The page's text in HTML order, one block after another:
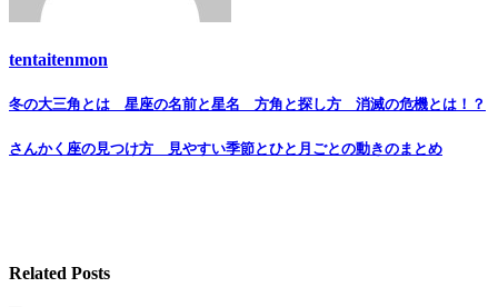
tentaitenmon
Post
navigation
冬の大三角とは 星座の名前と星名 方角と探し方 消滅の危機とは！？
さんかく座の見つけ方 見やすい季節とひと月ごとの動きのまとめ
Related Posts